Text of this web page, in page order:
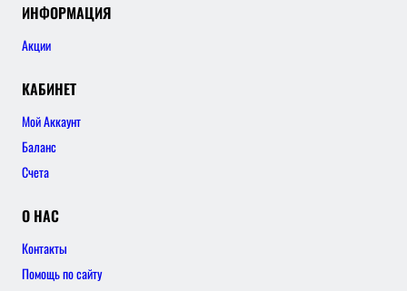
ИНФОРМАЦИЯ
Акции
КАБИНЕТ
Мой Аккаунт
Баланс
Счета
О НАС
Контакты
Помощь по сайту